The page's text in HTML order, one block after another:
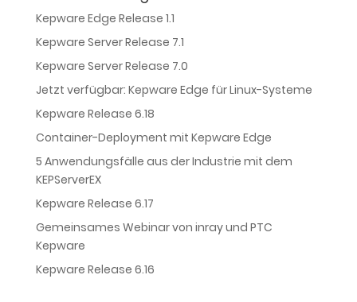
Kepware Edge Release 1.1
Kepware Server Release 7.1
Kepware Server Release 7.0
Jetzt verfügbar: Kepware Edge für Linux-Systeme
Kepware Release 6.18
Container-Deployment mit Kepware Edge
5 Anwendungsfälle aus der Industrie mit dem
KEPServerEX
Kepware Release 6.17
Gemeinsames Webinar von inray und PTC
Kepware
Kepware Release 6.16